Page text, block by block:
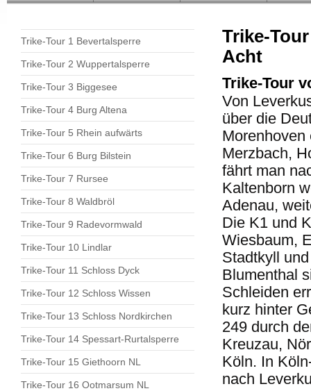
Trike-Tour 1 Bevertalsperre
Trike-Tour 2 Wuppertalsperre
Trike-Tour 3 Biggesee
Trike-Tour 4 Burg Altena
Trike-Tour 5 Rhein aufwärts
Trike-Tour 6 Burg Bilstein
Trike-Tour 7 Rursee
Trike-Tour 8 Waldbröl
Trike-Tour 9 Radevormwald
Trike-Tour 10 Lindlar
Trike-Tour 11 Schloss Dyck
Trike-Tour 12 Schloss Wissen
Trike-Tour 13 Schloss Nordkirchen
Trike-Tour 14 Spessart-Rurtalsperre
Trike-Tour 15 Giethoorn NL
Trike-Tour 16 Ootmarsum NL
Trike-
Acht
Trike-Tour
Von
über die
Merzbach,
fährt man
Kaltenborn
Adenau,
Die K1 und
Wiesbaum,
Stadtkyll
Blumenthal
Schleiden
kurz hinter
249 durch
Kreuzau,
Köln. In
nach